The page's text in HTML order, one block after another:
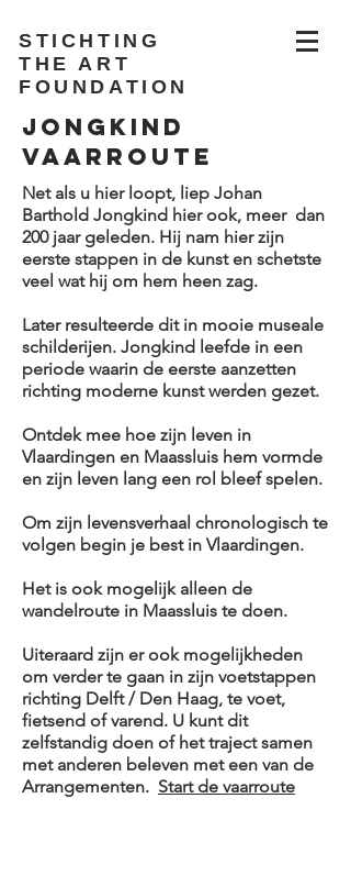
STICHTING
THE ART
FOUNDATION
JONGKIND
vaarRoute
Net als u hier loopt, liep Johan
Barthold Jongkind hier ook, meer dan
200 jaar geleden. Hij nam hier zijn
eerste stappen in de kunst en schetste
veel wat hij om hem heen zag.
Later resulteerde dit in mooie museale
schilderijen. Jongkind leefde in een
periode waarin de eerste aanzetten
richting moderne kunst werden gezet.
Ontdek mee hoe zijn leven in
Vlaardingen en Maassluis hem vormde
en zijn leven lang een rol bleef spelen.
Om zijn levensverhaal chronologisch te
volgen begin je best in Vlaardingen.
Het is ook mogelijk alleen de
wandelroute in Maassluis te doen.
Uiteraard zijn er ook mogelijkheden
om verder te gaan in zijn voetstappen
richting Delft / Den Haag, te voet,
fietsend of varend. U kunt dit
zelfstandig doen of het traject samen
met anderen beleven met een van de
Arrangementen. Start de vaarroute